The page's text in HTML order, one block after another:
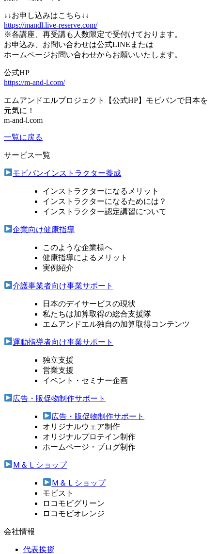
↓↓お申し込みはこちら↓↓
https://mandl.live-reserve.com/
※各講座、再受講も人数限定で受付けております。
お申込み、お問い合わせは公式LINEまたは
ホームページお問い合わせからお願いいたします。
公式HP
https://m-and-l.com/
———————————————————————
エムアンドエルプロジェクト【公式HP】モビバンで日本を
元気に！
m-and-l.com
一覧に戻る
サービス一覧
モビバンインストラクター養成
インストラクターになるメリット
インストラクターになるためには？
インストラクター認定講習について
企業向け健康指導
このような企業様へ
健康指導によるメリット
実例紹介
介護事業者向け事業サポート
日本のデイサービスの現状
私たちは加算取得の総合支援隊
エムアンドエル独自の加算取得コンテンツ
運動指導者向け事業サポート
独立支援
営業支援
イベント・セミナー企画
広告・販促物制作サポート
広告・販促物制作サポート
オリジナルウェア制作
オリジナルプロテイン制作
ホームページ・ブログ制作
Ｍ＆Ｌショップ
Ｍ＆Ｌショップ
モビスト
ロコモビグリーン
ロコモビオレンジ
会社情報
代表挨拶